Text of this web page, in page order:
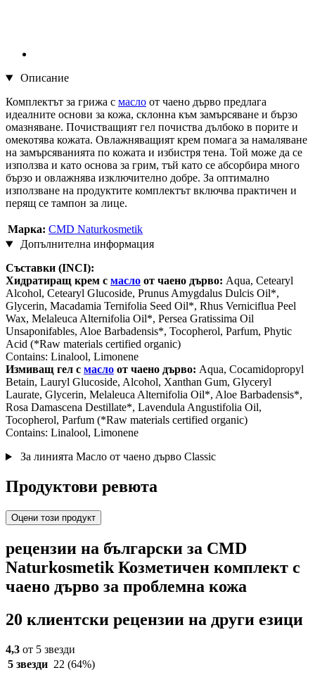
Описание
Комплектът за грижа с масло от чаено дърво предлага
идеалните основи за кожа, склонна към замърсяване и бързо
омазняване. Почистващият гел почиства дълбоко в порите и
омекотява кожата. Овлажняващият крем помага за намаляване
на замърсяванията по кожата и избистря тена. Той може да се
използва и като основа за грим, тъй като се абсорбира много
бързо и овлажнява изключително добре. За оптимално
използване на продуктите комплектът включва практичен и
перящ се тампон за лице.
Марка: CMD Naturkosmetik
Допълнителна информация
Съставки (INCI):
Хидратиращ крем с масло от чаено дърво: Aqua, Cetearyl
Alcohol, Cetearyl Glucoside, Prunus Amygdalus Dulcis Oil*,
Glycerin, Macadamia Ternifolia Seed Oil*, Rhus Verniciflua Peel
Wax, Melaleuca Alternifolia Oil*, Persea Gratissima Oil
Unsaponifables, Aloe Barbadensis*, Tocopherol, Parfum, Phytic
Acid (*Raw materials certified organic)
Contains: Linalool, Limonene
Измиващ гел с масло от чаено дърво: Aqua, Cocamidopropyl
Betain, Lauryl Glucoside, Alcohol, Xanthan Gum, Glyceryl
Laurate, Glycerin, Melaleuca Alternifolia Oil*, Aloe Barbadensis*,
Rosa Damascena Destillate*, Lavendula Angustifolia Oil,
Tocopherol, Parfum (*Raw materials certified organic)
Contains: Linalool, Limonene
За линията Масло от чаено дърво Classic
Продуктови ревюта
Оцени този продукт
рецензии на български за CMD
Naturkosmetik Козметичен комплект с
чаено дърво за проблемна кожа
20 клиентски рецензии на други езици
4,3 от 5 звезди
5 звезди 22 (64%)